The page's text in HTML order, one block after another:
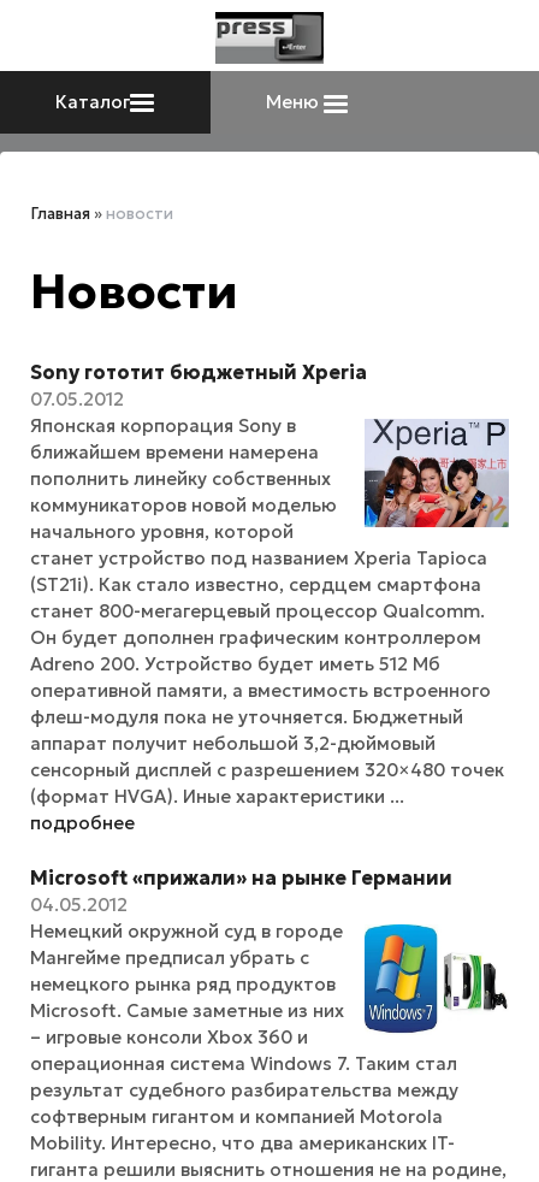
Каталог Меню
Главная »новости
Новости
Sony гототит бюджетный Xperia
07.05.2012
Японская корпорация Sony в
ближайшем времени намерена
пополнить линейку собственных
коммуникаторов новой моделью
начального уровня, которой
станет устройство под названием Xperia Tapioca
(ST21i). Как стало известно, сердцем смартфона
станет 800-мегагерцевый процессор Qualcomm.
Он будет дополнен графическим контроллером
Adreno 200. Устройство будет иметь 512 Мб
оперативной памяти, а вместимость встроенного
флеш-модуля пока не уточняется. Бюджетный
аппарат получит небольшой 3,2-дюймовый
сенсорный дисплей с разрешением 320×480 точек
(формат HVGA). Иные характеристики ...
подробнее
Microsoft «прижали» на рынке Германии
04.05.2012
Немецкий окружной суд в городе
Мангейме предписал убрать с
немецкого рынка ряд продуктов
Microsoft. Самые заметные из них
– игровые консоли Xbox 360 и
операционная система Windows 7. Таким стал
результат судебного разбирательства между
софтверным гигантом и компанией Motorola
Mobility. Интересно, что два американских IT-
гиганта решили выяснить отношения не на родине,